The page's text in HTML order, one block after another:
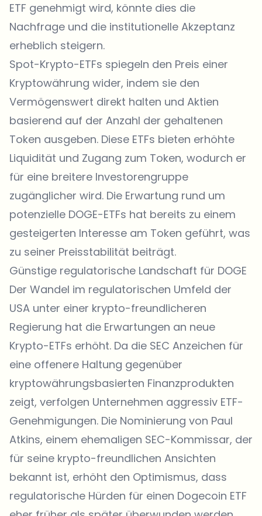
ETF genehmigt wird, könnte dies die
Nachfrage und die institutionelle Akzeptanz
erheblich steigern.
Spot-Krypto-ETFs spiegeln den Preis einer
Kryptowährung wider, indem sie den
Vermögenswert direkt halten und Aktien
basierend auf der Anzahl der gehaltenen
Token ausgeben. Diese ETFs bieten erhöhte
Liquidität und Zugang zum Token, wodurch er
für eine breitere Investorengruppe
zugänglicher wird. Die Erwartung rund um
potenzielle DOGE-ETFs hat bereits zu einem
gesteigerten Interesse am Token geführt, was
zu seiner Preisstabilität beiträgt.
Günstige regulatorische Landschaft für DOGE
Der Wandel im regulatorischen Umfeld der
USA unter einer krypto-freundlicheren
Regierung hat die Erwartungen an neue
Krypto-ETFs erhöht. Da die SEC Anzeichen für
eine offenere Haltung gegenüber
kryptowährungsbasierten Finanzprodukten
zeigt, verfolgen Unternehmen aggressiv ETF-
Genehmigungen. Die Nominierung von Paul
Atkins, einem ehemaligen SEC-Kommissar, der
für seine krypto-freundlichen Ansichten
bekannt ist, erhöht den Optimismus, dass
regulatorische Hürden für einen Dogecoin ETF